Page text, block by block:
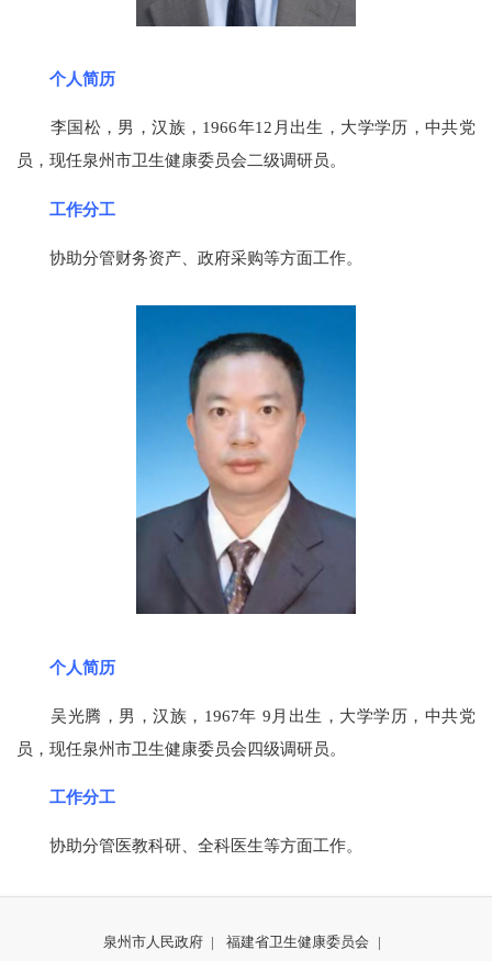
个人简历
李国松，男，汉族，1966年12月出生，大学学历，中共党
员，现任泉州市卫生健康委员会二级调研员。
工作分工
协助分管财务资产、政府采购等方面工作。
个人简历
吴光腾，男，汉族，1967年 9月出生，大学学历，中共党
员，现任泉州市卫生健康委员会四级调研员。
工作分工
协助分管医教科研、全科医生等方面工作。
泉州市人民政府 | 福建省卫生健康委员会 |